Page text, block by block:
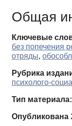
Общая
Ключевые
без попечения
отряды,
Рубрика
психолого-
Тип материала:
Опубликована